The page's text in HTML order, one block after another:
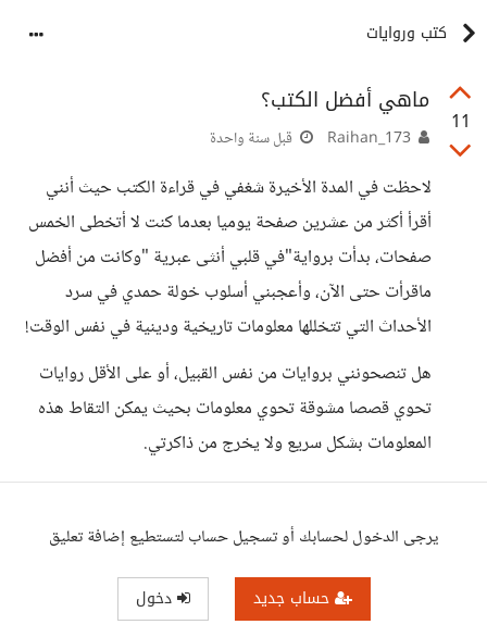
كتب وروايات
11
ماهي أفضل الكتب؟
قبل سنة واحدة
لاحظت في المدة الأخيرة شغفي في قراءة الكتب حيث أنني
أقرأ أكثر من عشرين صفحة يوميا بعدما كنت لا أتخطى الخمس
صفحات، بدأت برواية"في قلبي أنثى عبرية "وكانت من أفضل
ماقرأت حتى الآن، وأعجبني أسلوب خولة حمدي في سرد
الأحداث التي تتخللها معلومات تاريخية ودينية في نفس الوقت!
هل تنصحونني بروايات من نفس القبيل، أو على الأقل روايات
تحوي قصصا مشوقة تحوي معلومات بحيث يمكن التقاط هذه
المعلومات بشكل سريع ولا يخرج من ذاكرتي.
يرجى الدخول لحسابك أو تسجيل حساب لتستطيع إضافة تعليق
حساب جديد دخول